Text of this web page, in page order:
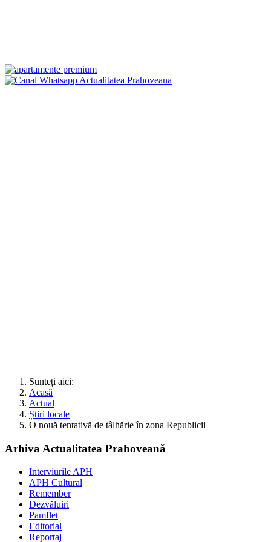
Sunteți aici:
Acasă
Actual
Știri locale
O nouă tentativă de tâlhărie în zona Republicii
Arhiva Actualitatea Prahoveană
Interviurile APH
APH Cultural
Remember
Dezvăluiri
Pamflet
Editorial
Reportaj